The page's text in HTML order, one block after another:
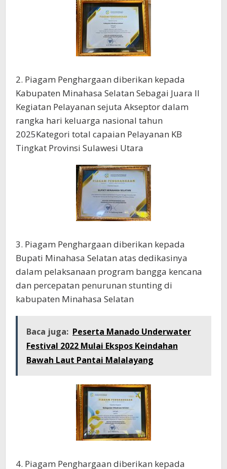
2. Piagam Penghargaan diberikan kepada
Kabupaten Minahasa Selatan Sebagai Juara II
Kegiatan Pelayanan sejuta Akseptor dalam
rangka hari keluarga nasional tahun
2025Kategori total capaian Pelayanan KB
Tingkat Provinsi Sulawesi Utara
3. Piagam Penghargaan diberikan kepada
Bupati Minahasa Selatan atas dedikasinya
dalam pelaksanaan program bangga kencana
dan percepatan penurunan stunting di
kabupaten Minahasa Selatan
Baca juga: Peserta Manado Underwater
Festival 2022 Mulai Ekspos Keindahan
Bawah Laut Pantai Malalayang
4. Piagam Penghargaan diberikan kepada